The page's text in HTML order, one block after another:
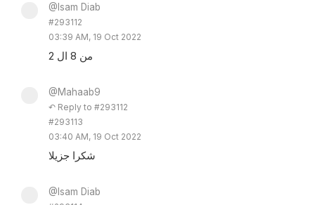
@Isam Diab
#293112
03:39 AM, 19 Oct 2022
من 8 ال 2
@Mahaab9
↶ Reply to #293112
#293113
03:40 AM, 19 Oct 2022
شكرا جزيلا
@Isam Diab